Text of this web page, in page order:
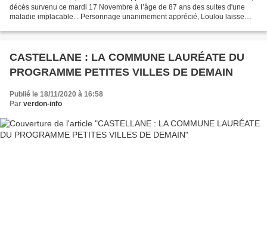
décès survenu ce mardi 17 Novembre à l’âge de 87 ans des suites d'une
maladie implacable. . Personnage unanimement apprécié, Loulou laisse
CASTELLANE : LA COMMUNE LAURÉATE DU
PROGRAMME PETITES VILLES DE DEMAIN
Publié le 18/11/2020 à 16:58
Par verdon-info